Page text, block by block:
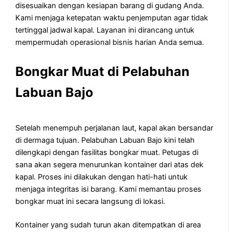
disesuaikan dengan kesiapan barang di gudang Anda.
Kami menjaga ketepatan waktu penjemputan agar tidak
tertinggal jadwal kapal. Layanan ini dirancang untuk
mempermudah operasional bisnis harian Anda semua.
Bongkar Muat di Pelabuhan
Labuan Bajo
Setelah menempuh perjalanan laut, kapal akan bersandar
di dermaga tujuan. Pelabuhan Labuan Bajo kini telah
dilengkapi dengan fasilitas bongkar muat. Petugas di
sana akan segera menurunkan kontainer dari atas dek
kapal. Proses ini dilakukan dengan hati-hati untuk
menjaga integritas isi barang. Kami memantau proses
bongkar muat ini secara langsung di lokasi.
Kontainer yang sudah turun akan ditempatkan di area